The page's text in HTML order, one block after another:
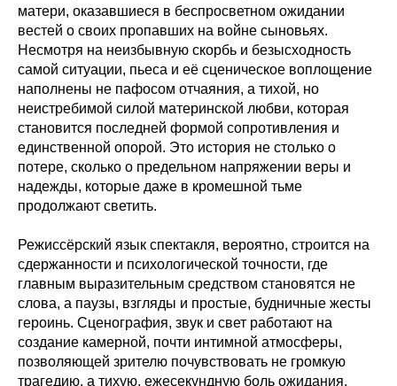
матери, оказавшиеся в беспросветном ожидании
вестей о своих пропавших на войне сыновьях.
Несмотря на неизбывную скорбь и безысходность
самой ситуации, пьеса и её сценическое воплощение
наполнены не пафосом отчаяния, а тихой, но
неистребимой силой материнской любви, которая
становится последней формой сопротивления и
единственной опорой. Это история не столько о
потере, сколько о предельном напряжении веры и
надежды, которые даже в кромешной тьме
продолжают светить.
Режиссёрский язык спектакля, вероятно, строится на
сдержанности и психологической точности, где
главным выразительным средством становятся не
слова, а паузы, взгляды и простые, будничные жесты
героинь. Сценография, звук и свет работают на
создание камерной, почти интимной атмосферы,
позволяющей зрителю почувствовать не громкую
трагедию, а тихую, ежесекундную боль ожидания.